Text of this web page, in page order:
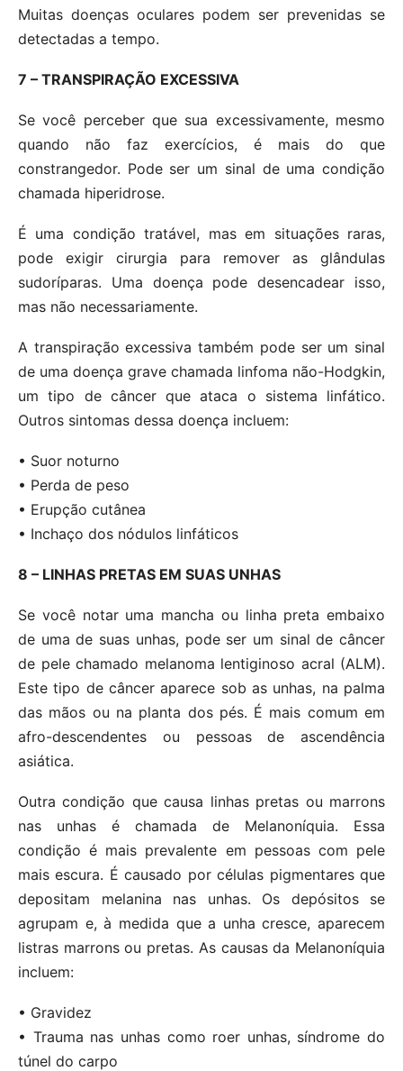
Muitas doenças oculares podem ser prevenidas se
detectadas a tempo.
7 – TRANSPIRAÇÃO EXCESSIVA
Se você perceber que sua excessivamente, mesmo
quando não faz exercícios, é mais do que
constrangedor. Pode ser um sinal de uma condição
chamada hiperidrose.
É uma condição tratável, mas em situações raras,
pode exigir cirurgia para remover as glândulas
sudoríparas. Uma doença pode desencadear isso,
mas não necessariamente.
A transpiração excessiva também pode ser um sinal
de uma doença grave chamada linfoma não-Hodgkin,
um tipo de câncer que ataca o sistema linfático.
Outros sintomas dessa doença incluem:
• Suor noturno
• Perda de peso
• Erupção cutânea
• Inchaço dos nódulos linfáticos
8 – LINHAS PRETAS EM SUAS UNHAS
Se você notar uma mancha ou linha preta embaixo
de uma de suas unhas, pode ser um sinal de câncer
de pele chamado melanoma lentiginoso acral (ALM).
Este tipo de câncer aparece sob as unhas, na palma
das mãos ou na planta dos pés. É mais comum em
afro-descendentes ou pessoas de ascendência
asiática.
Outra condição que causa linhas pretas ou marrons
nas unhas é chamada de Melanoníquia. Essa
condição é mais prevalente em pessoas com pele
mais escura. É causado por células pigmentares que
depositam melanina nas unhas. Os depósitos se
agrupam e, à medida que a unha cresce, aparecem
listras marrons ou pretas. As causas da Melanoníquia
incluem:
• Gravidez
• Trauma nas unhas como roer unhas, síndrome do
túnel do carpo